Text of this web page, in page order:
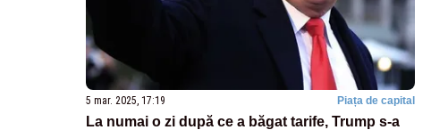
5 mar. 2025, 17:19 Piața de capital
La numai o zi după ce a băgat tarife, Trump s-a